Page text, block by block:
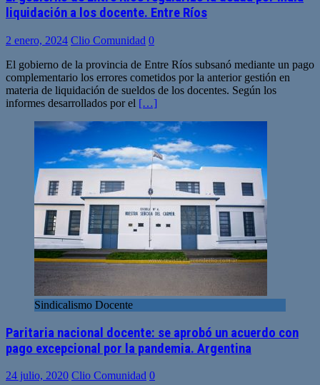
liquidación a los docente. Entre Ríos
2 enero, 2024 Clio Comunidad 0
El gobierno de la provincia de Entre Ríos subsanó mediante un pago
complementario los errores cometidos por la anterior gestión en
materia de liquidación de sueldos de los docentes. Según los
informes desarrollados por el […]
Sindicalismo Docente
Paritaria nacional docente: se aprobó un acuerdo con
pago excepcional por la pandemia. Argentina
24 julio, 2020 Clio Comunidad 0